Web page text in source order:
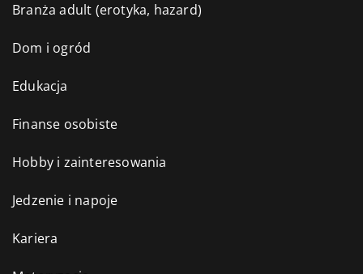
Branża adult (erotyka, hazard)
Dom i ogród
Edukacja
Finanse osobiste
Hobby i zainteresowania
Jedzenie i napoje
Kariera